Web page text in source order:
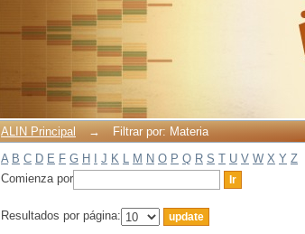
ALIN Principal →
Filtrar por: Materia
A B C D E F G H J K L M N O P Q R S T U V W X Y Z
Comienza por
Resultados por página: